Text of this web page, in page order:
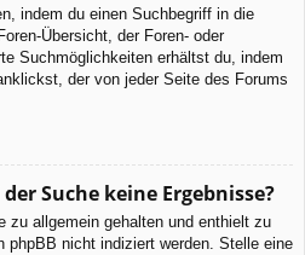
indem du einen Suchbegriff in die
Übersicht, der Foren- oder
Suchmöglichkeiten erhältst du, indem
der von jeder Seite des Forums
Suche keine Ergebnisse?
zu allgemein gehalten und enthielt zu
phpBB nicht indiziert werden. Stelle eine